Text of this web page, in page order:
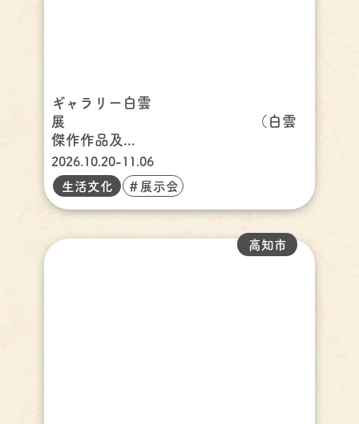
ギャラリー白雲
展 （白雲
傑作作品及...
2026.10.20-11.06
生活文化
＃展示会
高知市